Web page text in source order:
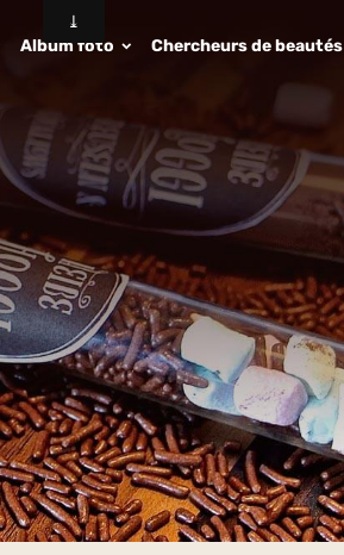
Album foto Chercheurs de beautés